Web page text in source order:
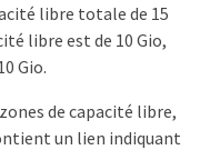
libre totale de 15
libre est de 10 Gio,
Gio.
de capacité libre,
un lien indiquant